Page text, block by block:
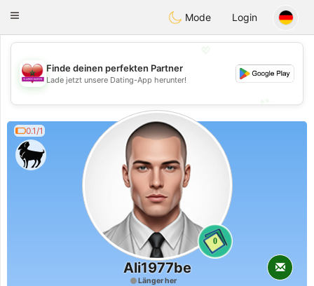
Maroc Dating
Toggle
Mode Login
💖
💕
Finde deinen perfekten Partner
Lade jetzt unsere Dating-App herunter!
0.1/1
0
Ali1977be
Länger her